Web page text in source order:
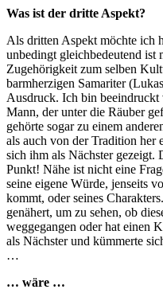
Was ist der dritte Aspekt?
Als dritten Aspekt möchte ich
unbedingt gleichbedeutend
Zugehörigkeit zum selben
barmherzigen Samariter
Ausdruck. Ich bin beeindruckt
Mann, der unter die Räuber
gehörte sogar zu einem
als auch von der Tradition her
sich ihm als Nächster gezeigt.
Punkt! Nähe ist nicht eine
seine eigene Würde, jenseits
kommt, oder seines
genähert, um zu sehen, ob
weggegangen oder hat einen
als Nächster und kümmerte
…
… wäre …